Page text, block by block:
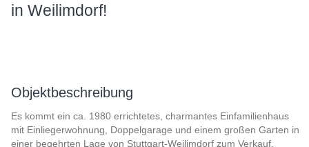
in Weilimdorf!
Objektbeschreibung
Es kommt ein ca. 1980 errichtetes, charmantes Einfamilienhaus
mit Einliegerwohnung, Doppelgarage und einem großen Garten in
einer begehrten Lage von Stuttgart-Weilimdorf zum Verkauf.